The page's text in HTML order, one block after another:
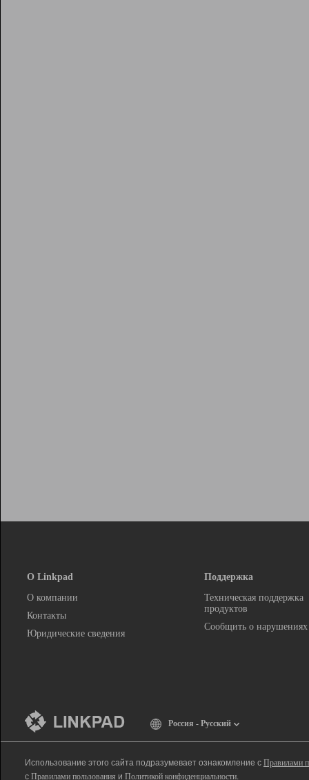
О Linkpad
О компании
Контакты
Юридические сведения
Поддержка
Техническая поддержка
продуктов
Сообщить о нарушениях
Россия - Русский
Использование этого сайта подразумевает ознакомление с Правилами
с Правилами пользования и Политикой конфиденциальности.